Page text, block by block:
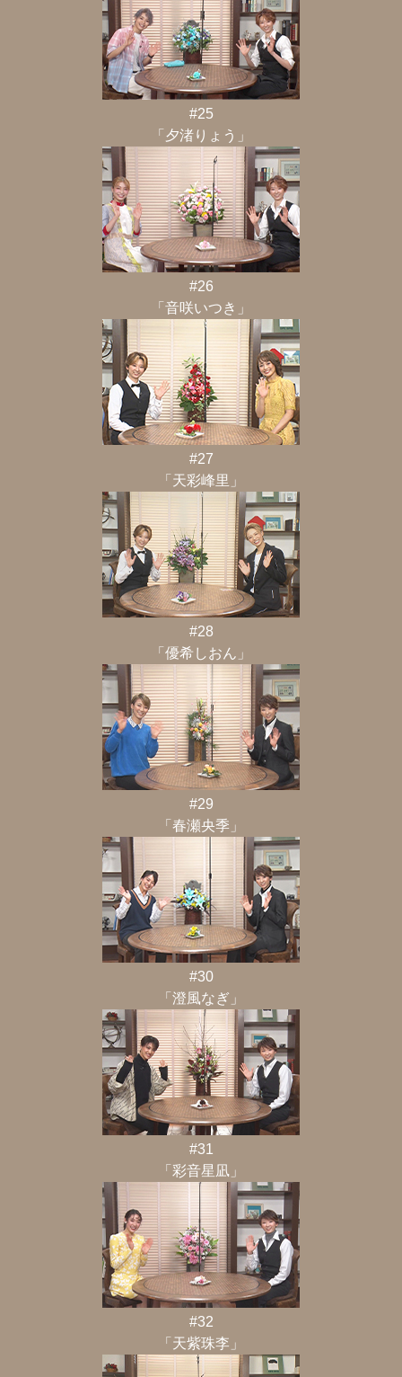
#25
「夕渚りょう」
#26
「音咲いつき」
#27
「天彩峰里」
#28
「優希しおん」
#29
「春瀬央季」
#30
「澄風なぎ」
#31
「彩音星凪」
#32
「天紫珠李」